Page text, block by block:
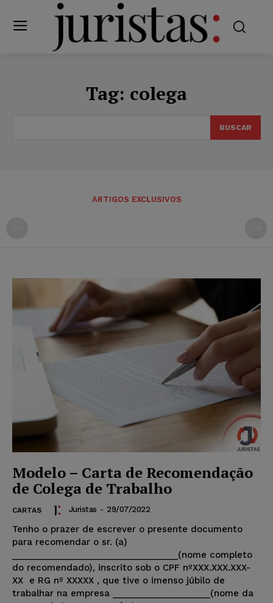
Tag: colega
BUSCAR
ARTIGOS EXCLUSIVOS
Modelo – Carta de Recomendação
de Colega de Trabalho
CARTAS Juristas - 29/07/2022
Tenho o prazer de escrever o presente documento
para recomendar o sr. (a)
__________________________________(nome completo
do recomendado), inscrito sob o CPF nºXXX.XXX.XXX-
XX e RG nº XXXXX , que tive o imenso júbilo de
trabalhar na empresa ____________________(nome da